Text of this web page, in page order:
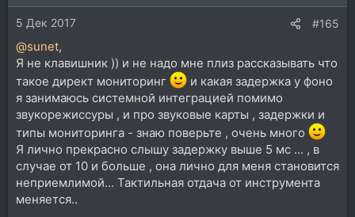
и
:5 Дек 2017 #165
@sunet,
Я не клавишник )) и не надо мне плиз рассказывать что
такое директ мониторинг
и какая задержка у фоно
я занимаюсь системной интеграцией помимо
звукорежиссуры , и про звуковые карты , задержки и
типы мониторинга - знаю поверьте , очень много
Я лично прекрасно слышу задержку выше 5 мс ... , в
случае от 10 и больше , она лично для меня становится
неприемлимой... Тактильная отдача от инструмента
меняется..